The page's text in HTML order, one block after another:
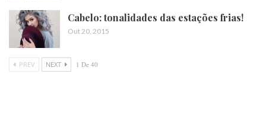
Cabelo: tonalidades das estações frias!
Out 20, 2015
PREV NEXT 1 De 40